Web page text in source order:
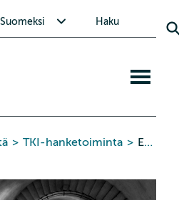
Suomeksi Haku
> TKI-hanketoiminta > EOSC EDEN